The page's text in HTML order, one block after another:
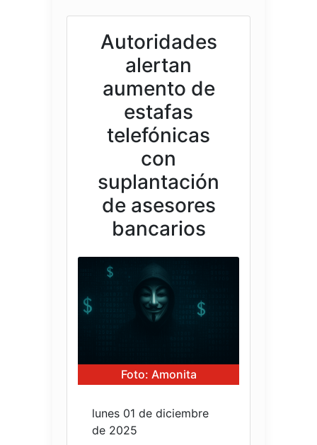
Autoridades
alertan
aumento de
estafas
telefónicas
con
suplantación
de asesores
bancarios
Foto: Amonita
lunes 01 de diciembre
de 2025